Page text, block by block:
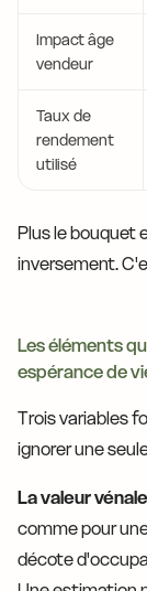
Impact âge
vendeur
Taux de
rendement
utilisé
Plus le bouquet
inversement.
Les éléments
espérance de
Trois variables
ignorer une
La valeur
comme pour
décote